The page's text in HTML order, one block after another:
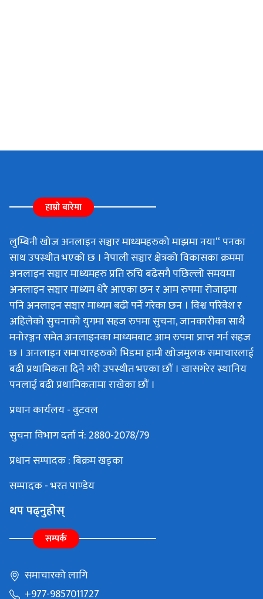
हाम्रो बारेमा
लुम्बिनी खोज अनलाइन सञ्चार माध्यमहरुको माझमा नया“ पनका
साथ उपस्थीत भएको छ । नेपाली सञ्चार क्षेत्रको विकासका क्रममा
अनलाइन सञ्चार माध्यमहरु प्रति रुचि बढेसगै पछिल्लो समयमा
अनलाइन सञ्चार माध्यम धेरै आएका छन र आम रुपमा रोजाइमा
पनि अनलाइन सञ्चार माध्यम बढी पर्ने गरेका छन । विश्व परिवेश र
अहिलेको सुचनाको युगमा सहज रुपमा सुचना, जानकारीका साथै
मनोरञ्जन समेत अनलाइनका माध्यमबाट आम रुपमा प्राप्त गर्न सहज
छ । अनलाइन समाचारहरुको भिडमा हामी खोजमुलक समाचारलाई
बढी प्रथामिकता दिने गरी उपस्थीत भएका छौं । खासगरेर स्थानिय
पनलाई बढी प्रथामिकतामा राखेका छौं ।
प्रधान कार्यलय - वुटवल
सुचना विभाग दर्ता नं: 2880-2078/79
प्रधान सम्पादक : बिक्रम खड्का
सम्पादक - भरत पाण्डेय
थप पढ्नुहोस्
सम्पर्क
समाचारको लागि
+977-9857011727